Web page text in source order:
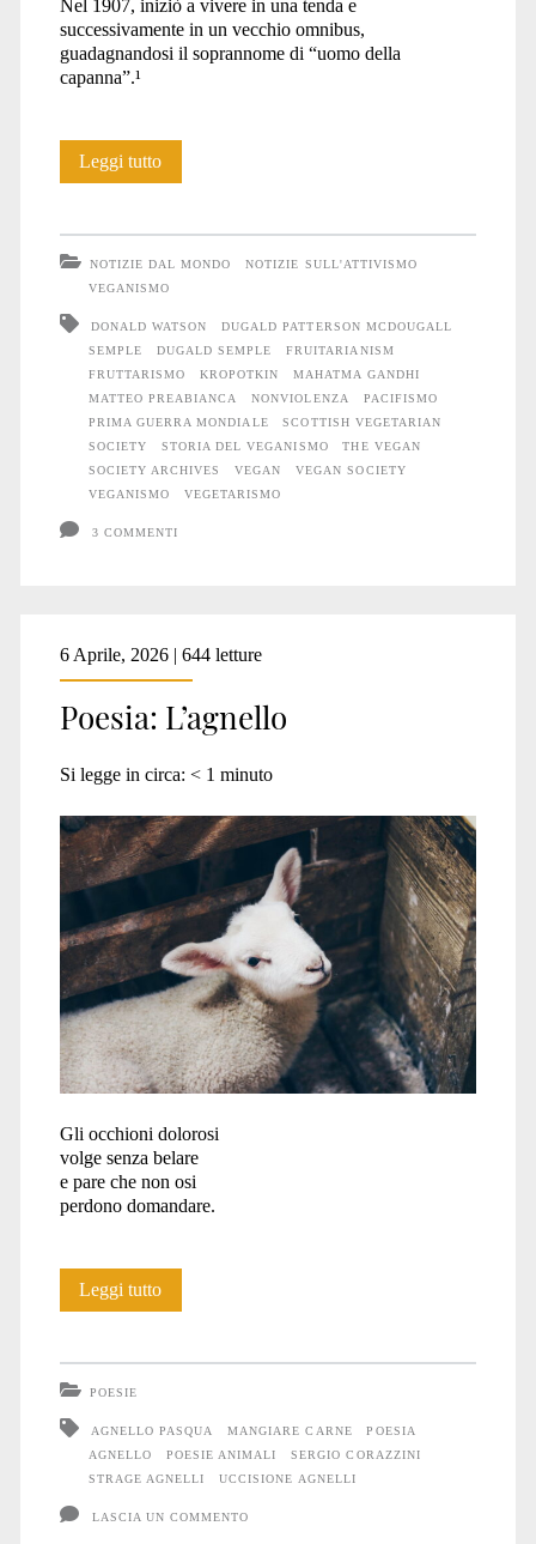
Nel 1907, iniziò a vivere in una tenda e
successivamente in un vecchio omnibus,
guadagnandosi il soprannome di “uomo della
capanna”.¹
Leggi tuttoPionieri
etico:
Dugald
Semple
(1884-
1964)
NOTIZIE DAL MONDO
NOTIZIE SULL'ATTIVISMO
VEGANISMO
DONALD WATSON
DUGALD PATTERSON MCDOUGALL
SEMPLE
DUGALD SEMPLE
FRUITARIANISM
FRUTTARISMO
KROPOTKIN
MAHATMA GANDHI
MATTEO PREABIANCA
NONVIOLENZA
PACIFISMO
PRIMA GUERRA MONDIALE
SCOTTISH VEGETARIAN
SOCIETY
STORIA DEL VEGANISMO
THE VEGAN
SOCIETY ARCHIVES
VEGAN
VEGAN SOCIETY
VEGANISMO
VEGETARISMO
3 COMMENTI
6 Aprile, 2026 | 644 letture
Poesia: L’agnello
Si legge in circa: < 1 minuto
Gli occhioni dolorosi
volge senza belare
e pare che non osi
perdono domandare.
Leggi tuttoPoesia:
POESIE
AGNELLO PASQUA MANGIARE CARNE
POESIA
AGNELLO
POESIE ANIMALI
SERGIO CORAZZINI
STRAGE AGNELLI
UCCISIONE AGNELLI
LASCIA UN COMMENTO